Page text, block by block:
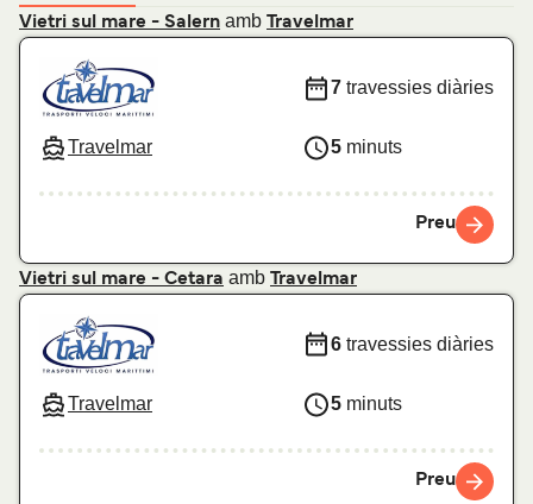
Vietri sul mare - Salern amb Travelmar
Travelmar
7 travessies diàries
5 minuts
Preu
Vietri sul mare - Cetara amb Travelmar
Travelmar
6 travessies diàries
5 minuts
Preu